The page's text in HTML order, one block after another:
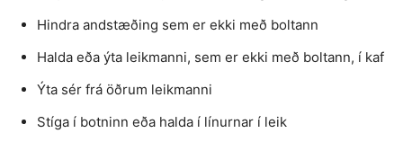
Hindra andstæðing sem er ekki með boltann
Halda eða ýta leikmanni, sem er ekki með boltann, í kaf
Ýta sér frá öðrum leikmanni
Stíga í botninn eða halda í línurnar í leik